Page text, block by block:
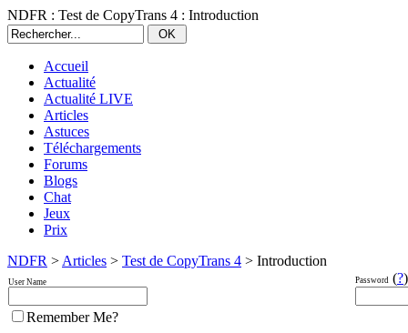
NDFR : Test de CopyTrans 4 : Introduction
Accueil
Actualité
Actualité LIVE
Articles
Astuces
Téléchargements
Forums
Blogs
Chat
Jeux
Prix
NDFR > Articles > Test de CopyTrans 4 > Introduction
User Name Password (?)
Remember Me?